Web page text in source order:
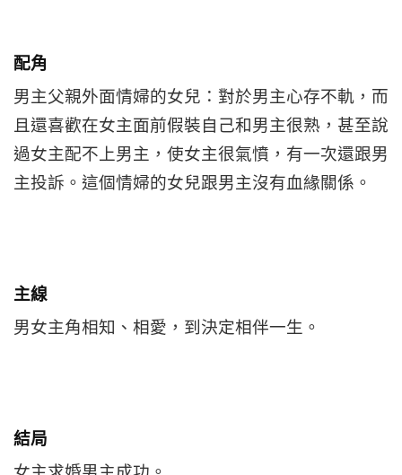
配角
男主父親外面情婦的女兒：對於男主心存不軌，而
且還喜歡在女主面前假裝自己和男主很熟，甚至說
過女主配不上男主，使女主很氣憤，有一次還跟男
主投訴。這個情婦的女兒跟男主沒有血緣關係。
主線
男女主角相知、相愛，到決定相伴一生。
結局